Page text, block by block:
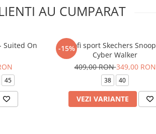
AU CUMPARAT
Suited On
45
-15%
Pantofi sport Skechers
Cyber Walker
409,00 RON349,00 RON
38 40
VEZI VARIANTE